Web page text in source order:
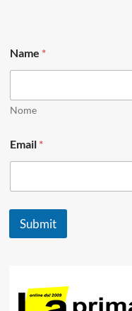
*
*
Name *
Nome
Email *
Submit